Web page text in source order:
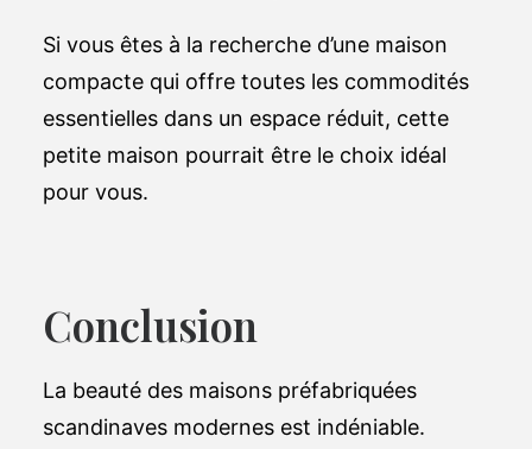
Si vous êtes à la recherche d’une maison
compacte qui offre toutes les commodités
essentielles dans un espace réduit, cette
petite maison pourrait être le choix idéal
pour vous.
Conclusion
La beauté des maisons préfabriquées
scandinaves modernes est indéniable.